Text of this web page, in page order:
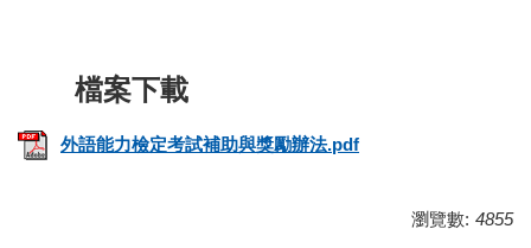
外語能力檢定考試補助與獎勵辦法.pdf
瀏覽數: 4855